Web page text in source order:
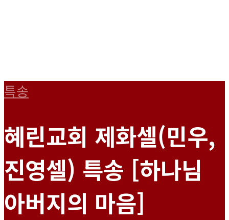
특송
혜린교회 제화셀(민우,
진영셀) 특송 [하나님
아버지의 마음]